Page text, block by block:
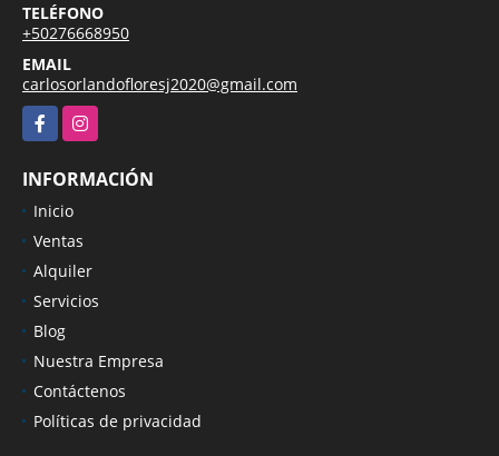
TELÉFONO
+50276668950
EMAIL
carlosorlandofloresj2020@gmail.com
FacebookInstagram
INFORMACIÓN
Inicio
Ventas
Alquiler
Servicios
Blog
Nuestra Empresa
Contáctenos
Políticas de privacidad